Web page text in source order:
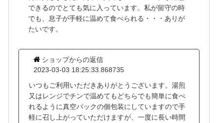
できるのでとても気に入っています。私が留守の時
でも、息子が手軽に温めて食べられる・・・ありが
たいです。
ショップからの返信
2023-03-03 18:25:33.868735
いつもご利用いただきありがとうございます。湯煎
又はレンジでチンで温めてもどちらでも簡単に食べ
れるように真空パックの個包装にしていますので手
軽に召し上がっていただけますが、一度に長い時間